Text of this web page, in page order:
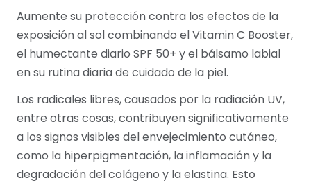
Aumente su protección contra los efectos de la
exposición al sol combinando el Vitamin C Booster,
el humectante diario SPF 50+ y el bálsamo labial
en su rutina diaria de cuidado de la piel.
Los radicales libres, causados ​​por la radiación UV,
entre otras cosas, contribuyen significativamente
a los signos visibles del envejecimiento cutáneo,
como la hiperpigmentación, la inflamación y la
degradación del colágeno y la elastina. Esto